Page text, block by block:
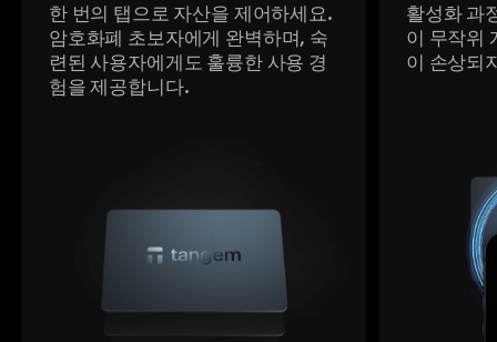
한 번의 탭으로 자산을 제어하세요.
암호화폐 초보자에게 완벽하며, 숙
련된 사용자에게도 훌륭한 사용 경
험을 제공합니다.
활성화 과
이 무작위
이 손상되